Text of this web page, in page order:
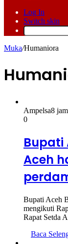
Log In
Switch skin
Muka/Humaniora
Ampelsa8
0
Bupati
Aceh
Bupati Aceh
mengikuti
Rapat Setda
Baca